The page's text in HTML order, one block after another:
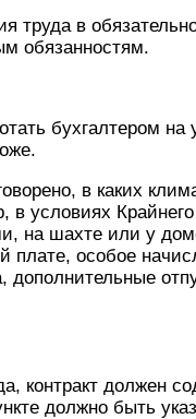
труда в
обязанностям.
бухгалтером
в каких
в условиях
на шахте или у
плате, особое
дополнительные
контракт должен
должно быть